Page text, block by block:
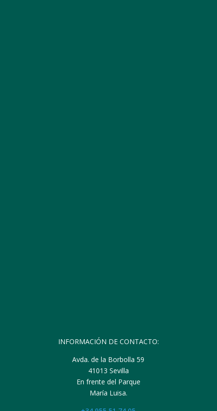
INFORMACIÓN DE CONTACTO:
Avda. de la Borbolla 59
41013 Sevilla
En frente del Parque
María Luisa.